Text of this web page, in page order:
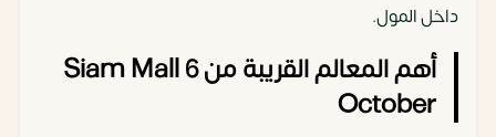
داخل المول.
أهم المعالم القريبة من Siam Mall 6
October